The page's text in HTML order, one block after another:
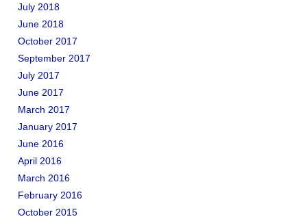
July 2018
June 2018
October 2017
September 2017
July 2017
June 2017
March 2017
January 2017
June 2016
April 2016
March 2016
February 2016
October 2015